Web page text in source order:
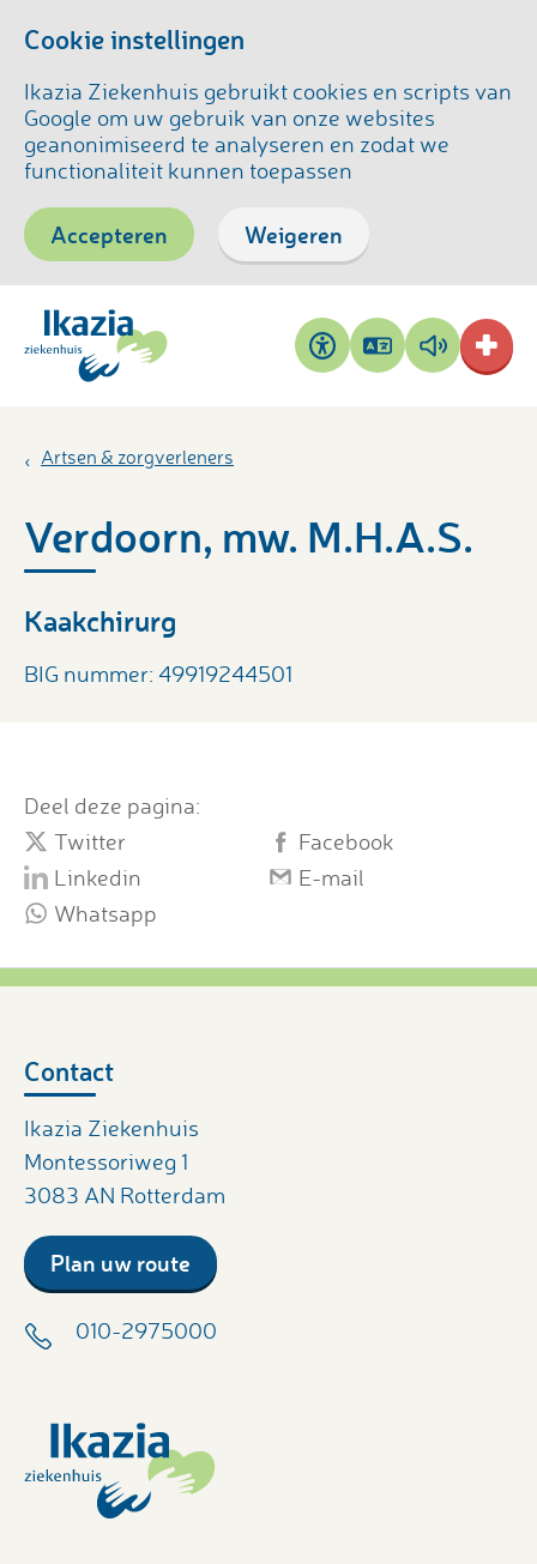
Cookie instellingen
Ikazia Ziekenhuis gebruikt cookies en scripts van
Google om uw gebruik van onze websites
geanonimiseerd te analyseren en zodat we
functionaliteit kunnen toepassen
Accepteren Weigeren
Toegankelijkheid
Pagina
vertalen
Pagina
voorlezen
Artsen & zorgverleners
Verdoorn, mw. M.H.A.S.
Kaakchirurg
BIG nummer: 49919244501
Deel deze pagina:
Twitter
Facebook
Linkedin
E-mail
Whatsapp
Contact
Ikazia Ziekenhuis
Montessoriweg 1
3083 AN Rotterdam
Plan uw route
010-2975000